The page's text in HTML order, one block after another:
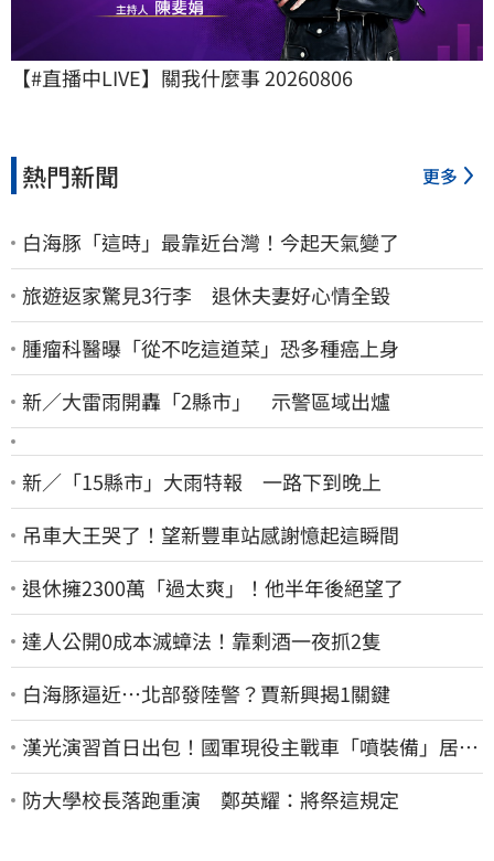
【#直播中LIVE】關我什麼事 20260806
熱門新聞 更多
白海豚「這時」最靠近台灣！今起天氣變了
旅遊返家驚見3行李 退休夫妻好心情全毀
腫瘤科醫曝「從不吃這道菜」恐多種癌上身
新／大雷雨開轟「2縣市」 示警區域出爐
新／「15縣市」大雨特報 一路下到晚上
吊車大王哭了！望新豐車站感謝憶起這瞬間
退休擁2300萬「過太爽」！他半年後絕望了
達人公開0成本滅蟑法！靠剩酒一夜抓2隻
白海豚逼近…北部發陸警？賈新興揭1關鍵
漢光演習首日出包！國軍現役主戰車「噴裝備」居民
撿到零件…軍方說話了
防大學校長落跑重演 鄭英耀：將祭這規定